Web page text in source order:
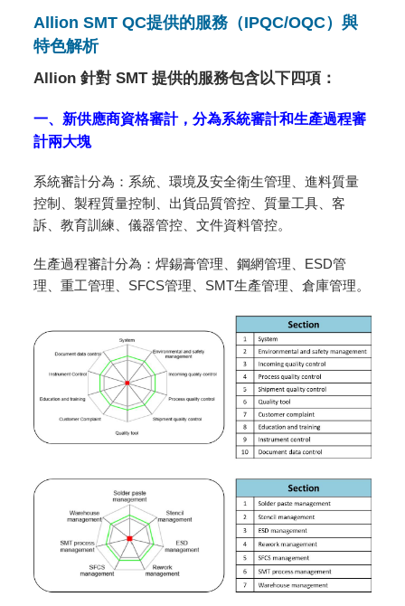
Allion SMT QC提供的服務（IPQC/OQC）與
特色解析
Allion 針對 SMT 提供的服務包含以下四項：
一、新供應商資格審計，分為系統審計和生產過程審
計兩大塊
系統審計分為：系統、環境及安全衛生管理、進料質量
控制、製程質量控制、出貨品質管控、質量工具、客
訴、教育訓練、儀器管控、文件資料管控。
生產過程審計分為：焊錫膏管理、鋼網管理、ESD管
理、重工管理、SFCS管理、SMT生產管理、倉庫管理。